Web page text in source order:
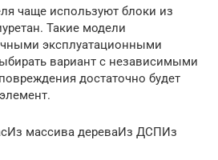
чаще используют блоки из
Такие модели
эксплуатационными
вариант с независимыми
достаточно будет
массива дереваИз ДСПИз